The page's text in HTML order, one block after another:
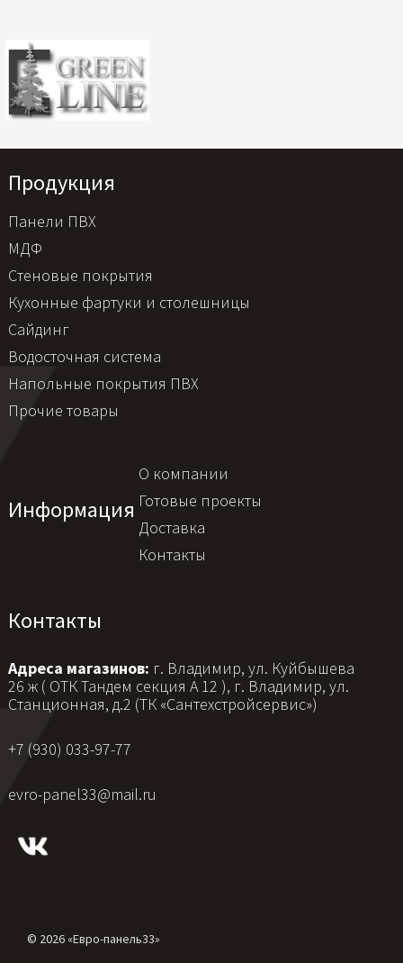
Продукция
Панели ПВХ
МДФ
Стеновые покрытия
Кухонные фартуки и столешницы
Сайдинг
Водосточная система
Напольные покрытия ПВХ
Прочие товары
Информация
О компании
Готовые проекты
Доставка
Контакты
Контакты
Адреса магазинов: г. Владимир, ул. Куйбышева
26 ж ( ОТК Тандем секция А 12 ), г. Владимир, ул.
Станционная, д.2 (ТК «Сантехстройсервис»)
+7 (930) 033-97-77
evro-panel33@mail.ru
© 2026 «Евро-панель33»